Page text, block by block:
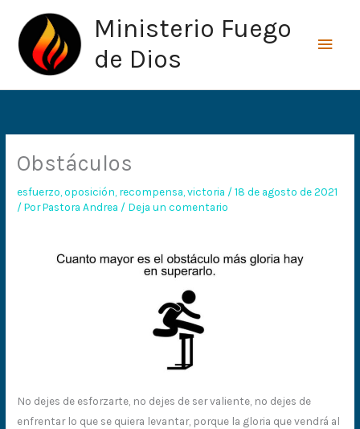
contenido
Ministerio Fuego
de Dios
Obstáculos
esfuerzo ,oposición recompensa ,victoria /18 de agosto de 2021
/ PorPastora Andrea / Deja un comentario
No dejes de esforzarte, no dejes de ser valiente, no dejes de
enfrentar lo que se quiera levantar, porque la gloria que vendrá al